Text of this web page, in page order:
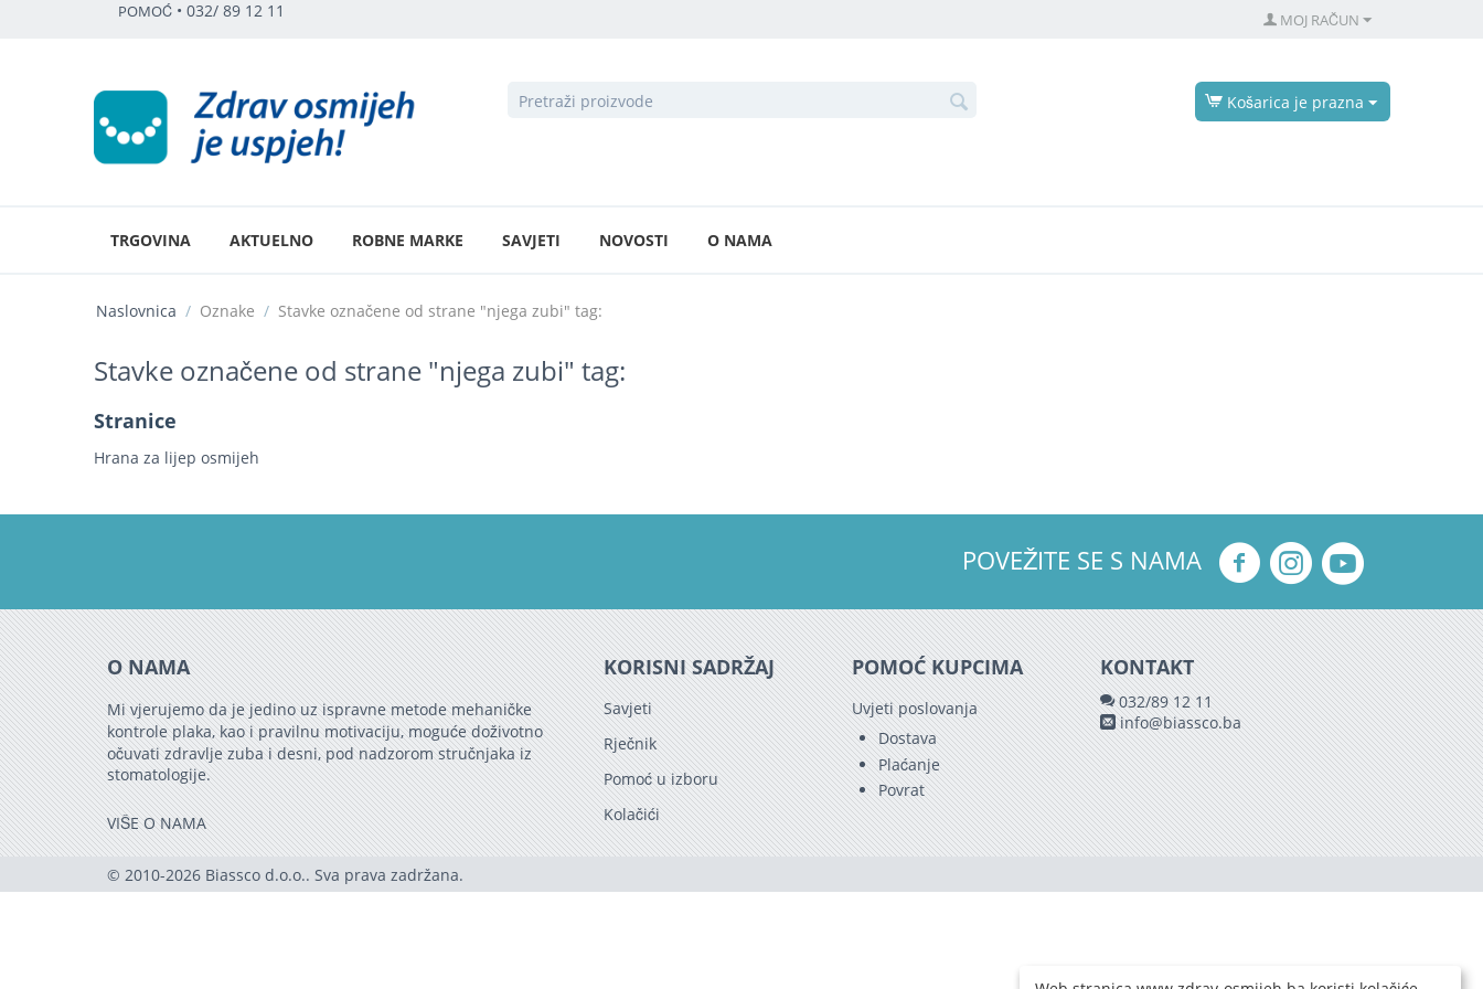
POMOĆ • 032/ 89 12 11 MOJ RAČUN
Košarica je prazna
TRGOVINA AKTUELNO ROBNE MARKE SAVJETI NOVOSTI O NAMA
Naslovnica / Oznake / Stavke označene od strane "njega zubi" tag:
Stavke označene od strane "njega zubi" tag:
Stranice
Hrana za lijep osmijeh
POVEŽITE SE S NAMA
O NAMA
Mi vjerujemo da je jedino uz ispravne metode mehaničke
kontrole plaka, kao i pravilnu motivaciju, moguće doživotno
očuvati zdravlje zuba i desni, pod nadzorom stručnjaka iz
stomatologije.
VIŠE O NAMA
KORISNI SADRŽAJ
Savjeti
Rječnik
Pomoć u izboru
Kolačići
POMOĆ KUPCIMA
Uvjeti poslovanja
Dostava
Plaćanje
Povrat
KONTAKT
032/89 12 11
info@biassco.ba
© 2010-2026 Biassco d.o.o.. Sva prava zadržana.